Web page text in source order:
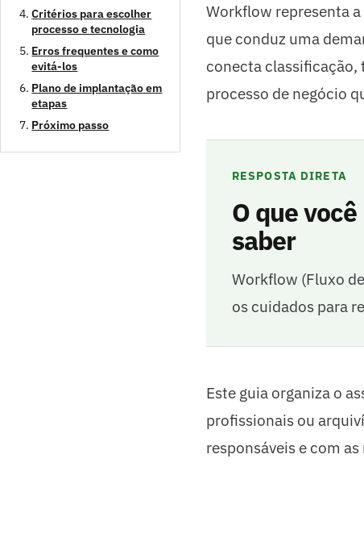
Workflow representa
que conduz uma
conecta classificação,
processo de negócio
RESPOSTA DIRETA
O que
saber
Workflow (Fluxo
os cuidados para
Este guia organiza o
profissionais ou
responsáveis e com
Critérios para escolher
processo e tecnologia
Erros frequentes e como
evitá-los
Plano de implantação em
etapas
Próximo passo